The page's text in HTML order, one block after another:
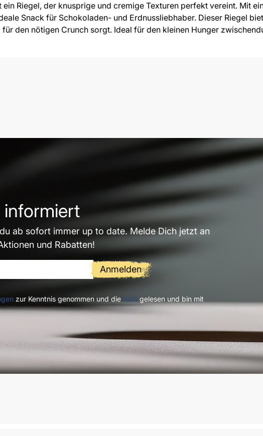
Riegel, der knusprige und cremige Texturen perfekt vereint. Mit
Snack für Schokoladen- und Erdnussliebhaber. Dieser Riegel
den nötigen Crunch sorgt. Ideal für den kleinen Hunger
informiert
ab sofort immer up to date. Melde Dich jetzt an
und Rabatten!
Anmelden
zur Kenntnis genommen und die AGB gelesen und bin mit